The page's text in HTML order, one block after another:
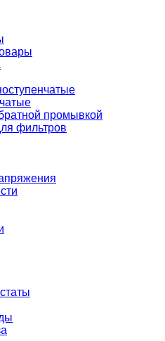
промывкой
фильтров